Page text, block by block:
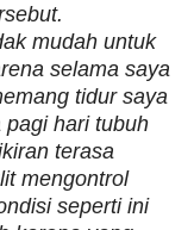
mudah untuk
selama saya
tidur saya
pagi hari tubuh
terasa
mengontrol
seperti ini